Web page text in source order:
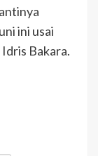
ini usai
Bakara.